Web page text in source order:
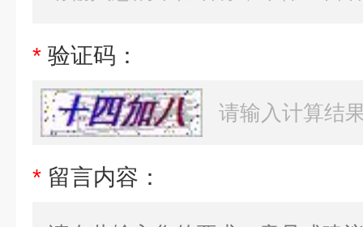
* 验证码：
* 留言内容：